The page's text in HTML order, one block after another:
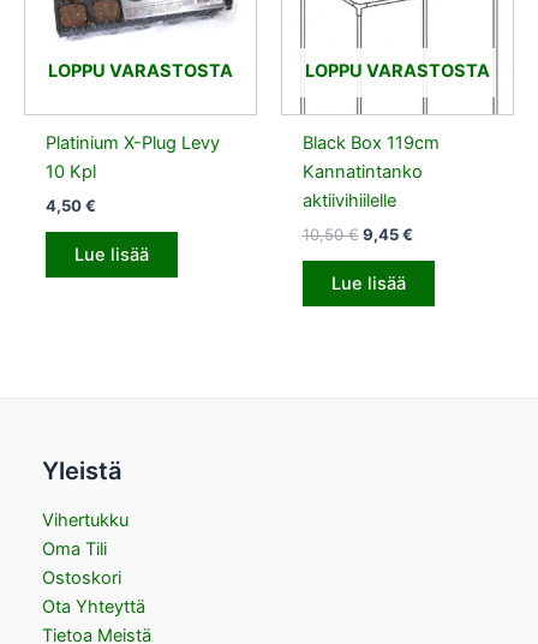
LOPPU VARASTOSTA
Platinium X-Plug Levy
10 Kpl
4,50€
Lue lisää
LOPPU VARASTOSTA
Black Box 119cm
Kannatintanko
aktiivihiilelle
10,50€ 9,45€
Lue lisää
Yleistä
Vihertukku
Oma Tili
Ostoskori
Ota Yhteyttä
Tietoa Meistä